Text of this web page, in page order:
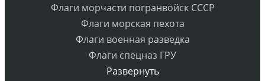
Флаги морчасти погранвойск СССР
Флаги морская пехота
Флаги военная разведка
Флаги спецназ ГРУ
Развернуть